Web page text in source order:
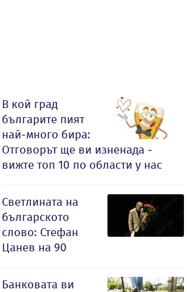
В кой град
българите пият
най-много бира:
Отговорът ще ви изненада -
вижте топ 10 по области у нас
Светлината на
българското
слово: Стефан
Цанев на 90
Банковата ви